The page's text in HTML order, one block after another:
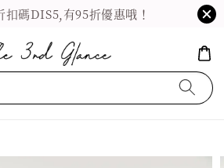
扣碼DIS5,有95折優惠哦！